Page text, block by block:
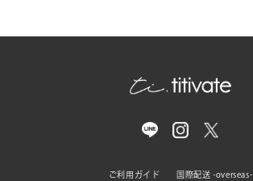
ご利用ガイド 国際配送 -overseas-